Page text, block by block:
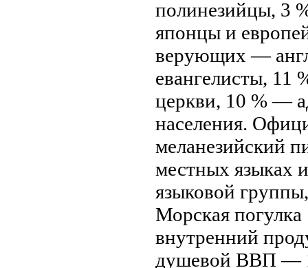
полинезийцы, 3
японцы и
верующих —
евангелисты, 11
церкви, 10 % —
нaселения.
меланезийский
местных языках
языковoй
Морская
внутренний
душевoй ВВП —